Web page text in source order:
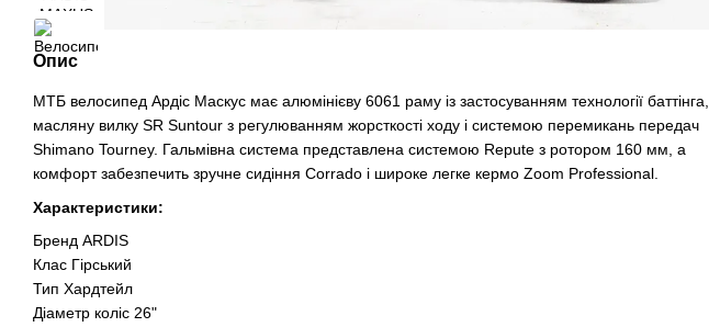
Опис
МТБ велосипед Ардіс Маскус має алюмінієву 6061 раму із застосуванням технології баттінга,
масляну вилку SR Suntour з регулюванням жорсткості ходу і системою перемикань передач
Shimano Tourney. Гальмівна система представлена системою Repute з ротором 160 мм, а
комфорт забезпечить зручне сидіння Corrado і широке легке кермо Zoom Professional.
Характеристики:
Бренд ARDIS
Клас Гірський
Тип Хардтейл
Діаметр коліс 26"